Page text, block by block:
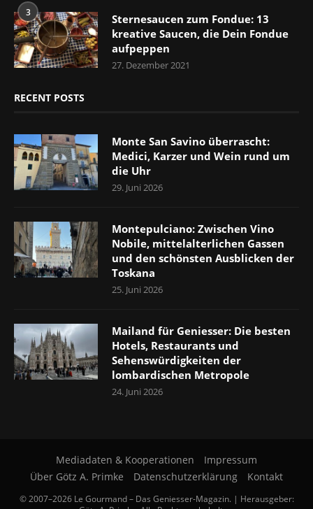
3
Sternesaucen zum Fondue: 13
kreative Saucen, die Dein Fondue
aufpeppen
27. Dezember 2021
RECENT POSTS
Monte San Savino überrascht:
Medici, Karzer und Wein rund um
die Uhr
29. Juni 2026
Montepulciano: Zwischen Vino
Nobile, mittelalterlichen Gassen
und den schönsten Ausblicken der
Toskana
25. Juni 2026
Mailand für Geniesser: Die besten
Hotels, Restaurants und
Sehenswürdigkeiten der
lombardischen Metropole
24. Juni 2026
Mediadaten & Kooperationen
Impressum
Über Götz A. Primke
Datenschutzerklärung Kontakt
© 2007–2026 Le Gourmand – Das Geniesser-Magazin. | Herausgeber: